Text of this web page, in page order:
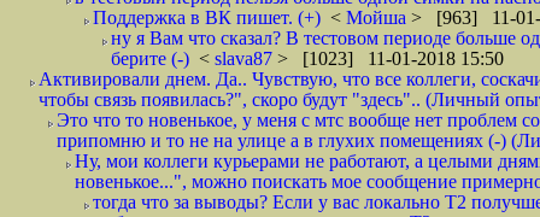
Поддержка в ВК пишет. (+) < Мойша > [963] 11-01-
ну я Вам что сказал? В тестовом периоде больше
берите (-) < slava87 > [1023] 11-01-2018 15:50
Активировали днем. Да.. Чувствую, что все коллеги,
чтобы связь появилась?", скоро будут "здесь".. (Личный
Это что то новенькое, у меня с мтс вообще нет проблем
припомню и то не на улице а в глухих помещениях (-)
Ну, мои коллеги курьерами не работают, а целыми
новенькое...", можно поискать мое сообщение
тогда что за выводы? Если у вас локально Т2